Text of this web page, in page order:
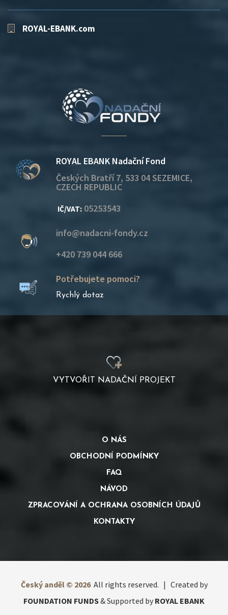
ROYAL-EBANK.com
ROYAL EBANK Nadační Fond
Českých Bratří 7, 533 04 SEZEMICE,
CZECH REPUBLIC
IČ/VAT: 05253543
info@nadacni-fondy.cz
+420 739 044 666
Potřebujete pomoci?
Rychlý dotaz
VYTVOŘIT NADAČNÍ PROJEKT
O NÁS
OBCHODNÍ PODMÍNKY
FAQ
NÁVOD
ZPRACOVÁNÍ A OCHRANA OSOBNÍCH ÚDAJŮ
KONTAKTY
Český anděl © 2026All rights reserved. | Created by
FOUNDATION FUNDS& Supported by ROYAL EBANK